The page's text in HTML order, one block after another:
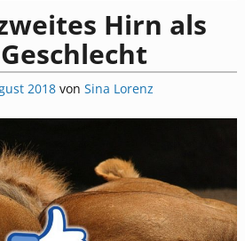
Hirn als
2018 von Sina Lorenz